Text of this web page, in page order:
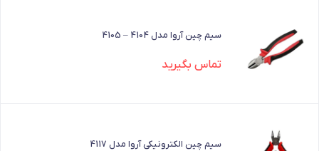
سیم چین آروا مدل 4104 – 4105
تماس بگیرید
سیم چین الکترونیکی آروا مدل 4117